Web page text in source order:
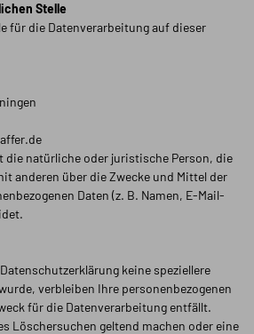
Stelle
für die Datenverarbeitung auf dieser
die natürliche oder juristische Person, die
anderen über die Zwecke und Mittel der
Daten (z. B. Namen, E-Mail-
keine speziellere
verbleiben Ihre personenbezogenen
für die Datenverarbeitung entfällt.
Löschersuchen geltend machen oder eine